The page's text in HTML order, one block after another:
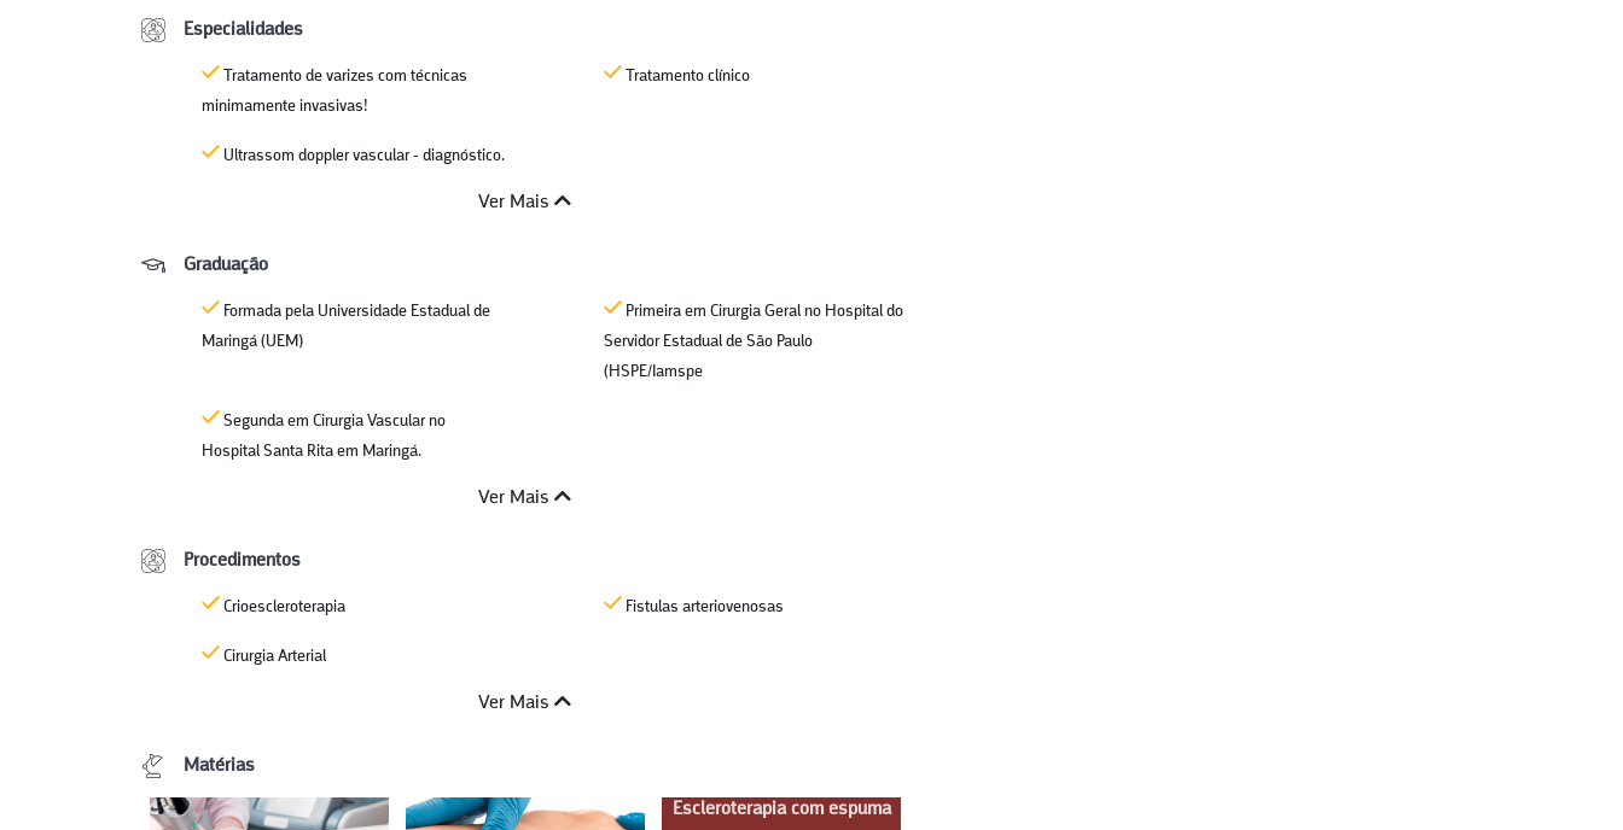
Especialidades
Tratamento de varizes com técnicas
minimamente invasivas!
Tratamento clínico
Ultrassom doppler vascular - diagnóstico.
Ver Mais
Graduação
Formada pela Universidade Estadual de
Maringá (UEM)
Primeira em Cirurgia Geral no Hospital do
Servidor Estadual de São Paulo
(HSPE/Iamspe
Segunda em Cirurgia Vascular no
Hospital Santa Rita em Maringá.
Ver Mais
Procedimentos
Crioescleroterapia Fistulas arteriovenosas
Cirurgia Arterial
Ver Mais
Matérias
Escleroterapia com espuma